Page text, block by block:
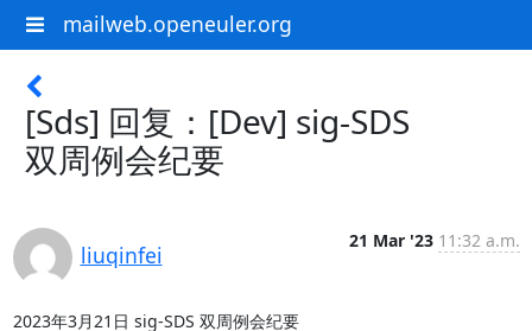
mailweb.openeuler.org
[Sds] 回复：[Dev] sig-SDS
双周例会纪要
liuqinfei
21 Mar '23 11:32 a.m.
2023年3月21日 sig-SDS 双周例会纪要